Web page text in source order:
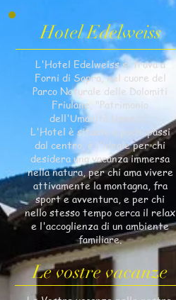
Hotel Edelweiss​
L'Hotel Edelweiss si trova a
Forni di Sopra, nel cuore del
Parco Naturale delle Dolomiti
Friulane, "Patrimonio
dell'Umanità Unesco".
L'Hotel è situato a pochi passi
dal centro, è l'ideale per chi
desidera una vacanza immersa
nella natura, per chi ama vivere
attivamente la montagna, fra
sport e avventura, e per chi
nello stesso tempo cerca il relax
e l'accoglienza di un ambiente
familiare.
Le vostre vacanze